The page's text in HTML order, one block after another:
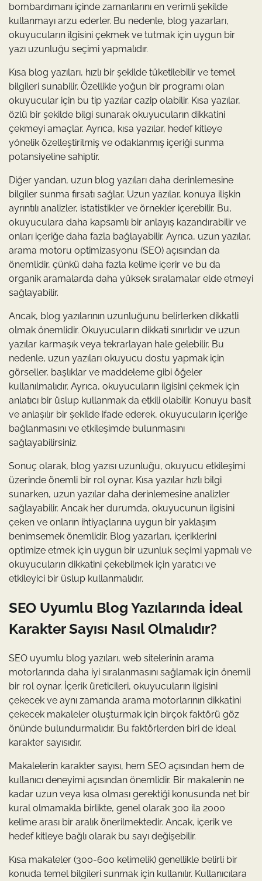
bombardımanı içinde zamanlarını en verimli şekilde
kullanmayı arzu ederler. Bu nedenle, blog yazarları,
okuyucuların ilgisini çekmek ve tutmak için uygun bir
yazı uzunluğu seçimi yapmalıdır.
Kısa blog yazıları, hızlı bir şekilde tüketilebilir ve temel
bilgileri sunabilir. Özellikle yoğun bir programı olan
okuyucular için bu tip yazılar cazip olabilir. Kısa yazılar,
özlü bir şekilde bilgi sunarak okuyucuların dikkatini
çekmeyi amaçlar. Ayrıca, kısa yazılar, hedef kitleye
yönelik özelleştirilmiş ve odaklanmış içeriği sunma
potansiyeline sahiptir.
Diğer yandan, uzun blog yazıları daha derinlemesine
bilgiler sunma fırsatı sağlar. Uzun yazılar, konuya ilişkin
ayrıntılı analizler, istatistikler ve örnekler içerebilir. Bu,
okuyuculara daha kapsamlı bir anlayış kazandırabilir ve
onları içeriğe daha fazla bağlayabilir. Ayrıca, uzun yazılar,
arama motoru optimizasyonu (SEO) açısından da
önemlidir, çünkü daha fazla kelime içerir ve bu da
organik aramalarda daha yüksek sıralamalar elde etmeyi
sağlayabilir.
Ancak, blog yazılarının uzunluğunu belirlerken dikkatli
olmak önemlidir. Okuyucuların dikkati sınırlıdır ve uzun
yazılar karmaşık veya tekrarlayan hale gelebilir. Bu
nedenle, uzun yazıları okuyucu dostu yapmak için
görseller, başlıklar ve maddeleme gibi öğeler
kullanılmalıdır. Ayrıca, okuyucuların ilgisini çekmek için
anlatıcı bir üslup kullanmak da etkili olabilir. Konuyu basit
ve anlaşılır bir şekilde ifade ederek, okuyucuların içeriğe
bağlanmasını ve etkileşimde bulunmasını
sağlayabilirsiniz.
Sonuç olarak, blog yazısı uzunluğu, okuyucu etkileşimi
üzerinde önemli bir rol oynar. Kısa yazılar hızlı bilgi
sunarken, uzun yazılar daha derinlemesine analizler
sağlayabilir. Ancak her durumda, okuyucunun ilgisini
çeken ve onların ihtiyaçlarına uygun bir yaklaşım
benimsemek önemlidir. Blog yazarları, içeriklerini
optimize etmek için uygun bir uzunluk seçimi yapmalı ve
okuyucuların dikkatini çekebilmek için yaratıcı ve
etkileyici bir üslup kullanmalıdır.
SEO Uyumlu Blog Yazılarında İdeal
Karakter Sayısı Nasıl Olmalıdır?
SEO uyumlu blog yazıları, web sitelerinin arama
motorlarında daha iyi sıralanmasını sağlamak için önemli
bir rol oynar. İçerik üreticileri, okuyucuların ilgisini
çekecek ve aynı zamanda arama motorlarının dikkatini
çekecek makaleler oluşturmak için birçok faktörü göz
önünde bulundurmalıdır. Bu faktörlerden biri de ideal
karakter sayısıdır.
Makalelerin karakter sayısı, hem SEO açısından hem de
kullanıcı deneyimi açısından önemlidir. Bir makalenin ne
kadar uzun veya kısa olması gerektiği konusunda net bir
kural olmamakla birlikte, genel olarak 300 ila 2000
kelime arası bir aralık önerilmektedir. Ancak, içerik ve
hedef kitleye bağlı olarak bu sayı değişebilir.
Kısa makaleler (300-600 kelimelik) genellikle belirli bir
konuda temel bilgileri sunmak için kullanılır. Kullanıcılara